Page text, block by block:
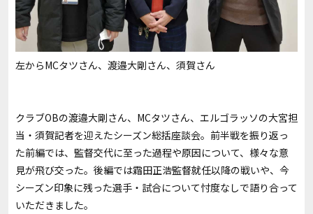
左からMCタツさん、渡邉大剛さん、須賀さん
クラブOBの渡邉大剛さん、MCタツさん、エルゴラッソの大宮担
当・須賀記者を迎えたシーズン総括座談会。前半戦を振り返っ
た前編では、監督交代に至った過程や原因について、様々な意
見が飛び交った。後編では霜田正浩監督就任以降の戦いや、今
シーズン印象に残った選手・試合について忖度なしで語り合って
いただきました。